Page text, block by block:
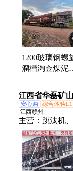
机、螺旋洗沙
级一体机、摆
筛、跳汰机、
筒洗金机、矿
金机、混汞摇床
1200玻璃钢螺
溜槽淘金煤泥
水洗摇床分选
设备
江西省华磊矿
安心购 综合体验L1
江西赣州
主营： 跳汰机
旋溜槽、选矿
选矿设备、圆
水力旋流器、
机、鄂式破碎